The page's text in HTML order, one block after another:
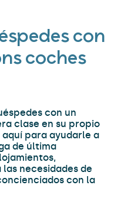
con
coches
con un
clase en su propio
para ayudarle a
de última
necesidades de
con la